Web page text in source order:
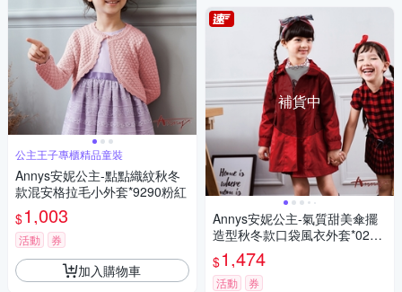
公主王子專櫃精品童裝
Annys安妮公主-點點織紋秋冬
款混安格拉毛小外套*9290粉紅
$1,003
活動 券
加入購物車
補貨中
Annys安妮公主-氣質甜美傘擺
造型秋冬款口袋風衣外套*0298
紅色
$1,474
活動 券